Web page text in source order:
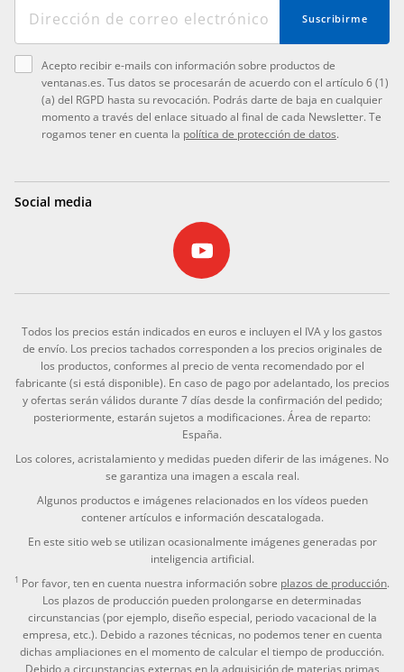
Suscribirme
Acepto recibir e-mails con información sobre productos de
ventanas.es. Tus datos se procesarán de acuerdo con el artículo 6 (1)
(a) del RGPD hasta su revocación. Podrás darte de baja en cualquier
momento a través del enlace situado al final de cada Newsletter. Te
rogamos tener en cuenta la política de protección de datos.
Social media
Todos los precios están indicados en euros e incluyen el IVA y los gastos
de envío. Los precios tachados corresponden a los precios originales de
los productos, conformes al precio de venta recomendado por el
fabricante (si está disponible). En caso de pago por adelantado, los precios
y ofertas serán válidos durante 7 días desde la confirmación del pedido;
posteriormente, estarán sujetos a modificaciones. Área de reparto:
España.
Los colores, acristalamiento y medidas pueden diferir de las imágenes. No
se garantiza una imagen a escala real.
Algunos productos e imágenes relacionados en los vídeos pueden
contener artículos e información descatalogada.
En este sitio web se utilizan ocasionalmente imágenes generadas por
inteligencia artificial.
1 Por favor, ten en cuenta nuestra información sobre plazos de producción.
Los plazos de producción pueden prolongarse en determinadas
circunstancias (por ejemplo, diseño especial, periodo vacacional de la
empresa, etc.). Debido a razones técnicas, no podemos tener en cuenta
dichas ampliaciones en el momento de calcular el tiempo de producción.
Debido a circunstancias externas en la adquisición de materias primas